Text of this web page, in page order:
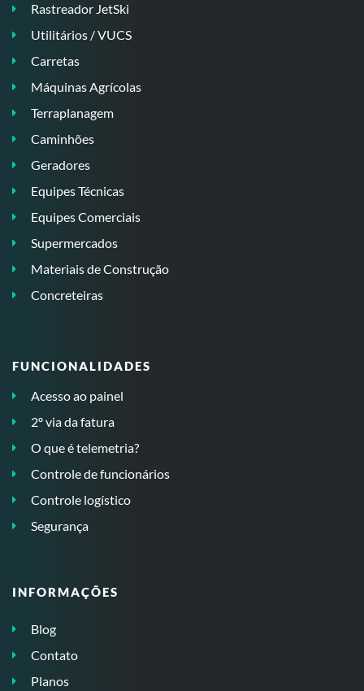
Rastreador JetSki
Utilitários / VUCS
Carretas
Máquinas Agrícolas
Terraplanagem
Caminhões
Geradores
Equipes Técnicas
Equipes Comerciais
Supermercados
Materiais de Construção
Concreteiras
FUNCIONALIDADES
Acesso ao painel
2º via da fatura
O que é telemetria?
Controle de funcionários
Controle logístico
Segurança
INFORMAÇÕES
Blog
Contato
Planos